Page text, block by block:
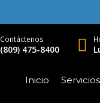
Contáctenos
(809) 475-8400
Inicio Servicios